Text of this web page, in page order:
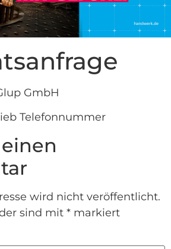
GmbH
Telefonnummer
wird nicht veröffentlicht.
sind mit * markiert